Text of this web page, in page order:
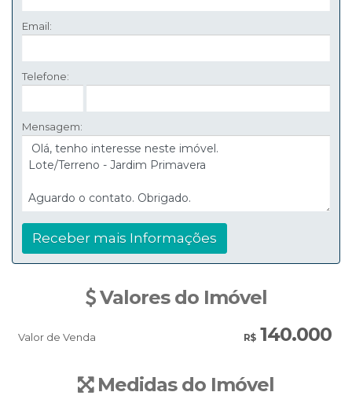
Email:
Telefone:
Mensagem:
Valores do Imóvel
R$140.000
Valor de Venda
Medidas do Imóvel